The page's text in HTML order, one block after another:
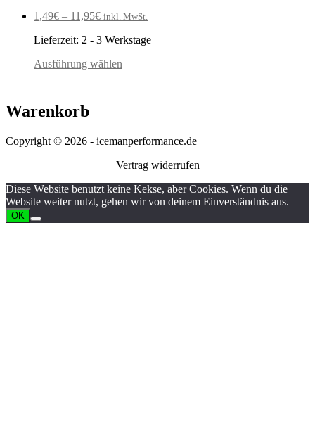
1,49€ – 11,95€ inkl. MwSt.
Lieferzeit: 2 - 3 Werkstage
Ausführung wählen
Warenkorb
Copyright © 2026 - icemanperformance.de
Vertrag widerrufen
Diese Website benutzt keine Kekse, aber Cookies. Wenn du die
Website weiter nutzt, gehen wir von deinem Einverständnis aus.
OK